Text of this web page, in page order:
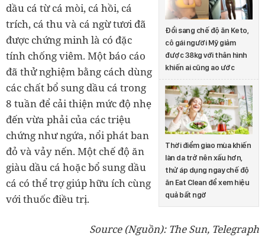
Đổi sang chế độ ăn Keto,
cô gái người Mỹ giảm
được 38kg với thân hình
khiến ai cũng ao ước
Thời điểm giao mùa khiến
làn da trở nên xấu hơn,
thử áp dụng ngay chế độ
ăn Eat Clean để xem hiệu
quả bất ngờ
dầu cá từ cá mòi, cá hồi, cá
trích, cá thu và cá ngừ tươi đã
được chứng minh là có đặc
tính chống viêm. Một báo cáo
đã thử nghiệm bằng cách dùng
các chất bổ sung dầu cá trong
8 tuần để cải thiện mức độ nhẹ
đến vừa phải của các triệu
chứng như ngứa, nổi phát ban
đỏ và vảy nến. Một chế độ ăn
giàu dầu cá hoặc bổ sung dầu
cá có thể trợ giúp hữu ích cùng
với thuốc điều trị.
Source (Nguồn): The Sun, Telegraph